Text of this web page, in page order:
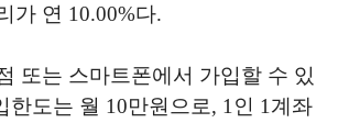
가 연 10.00%다.
또는 스마트폰에서 가입할 수 있
한도는 월 10만원으로, 1인 1계좌